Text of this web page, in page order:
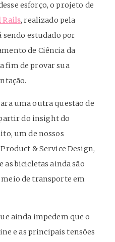
esforço, o projeto de
Rails, realizado pela
sendo estudado por
de Ciência da
fim de provar sua
uma outra questão de
do insight do
um de nossos
& Service Design,
bicicletas ainda são
de transporte em
ainda impedem que o
e as principais tensões